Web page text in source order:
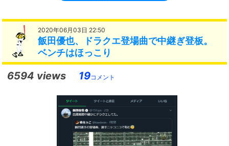
2020年06月03日 22:50
飯田優也、ドラクエ登場曲で中継ぎ登板。
ベンチはほっこり
6594 views 19コメント